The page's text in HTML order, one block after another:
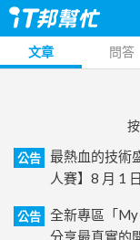
文章 問答
公告
最熱血的技術
人賽】8 月 1
公告
全新專區「
分享最真實的